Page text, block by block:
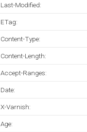
Last-Modified:
ETag:
Content-Type:
Content-Length:
Accept-Ranges:
Date:
X-Varnish:
Age: